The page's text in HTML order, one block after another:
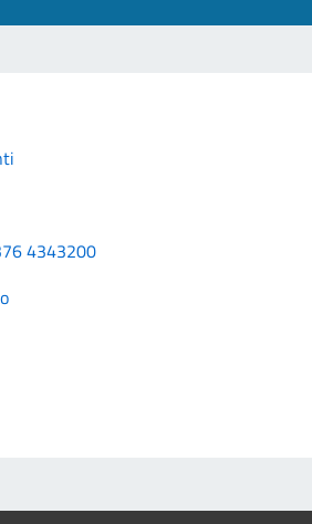
4343200